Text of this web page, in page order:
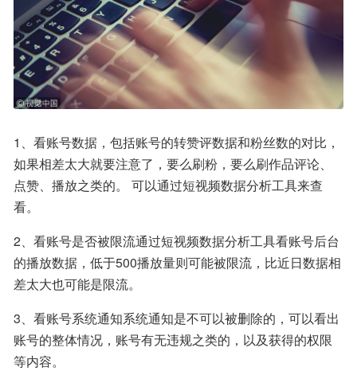
1、看账号数据，包括账号的转赞评数据和粉丝数的对比，
如果相差太大就要注意了，要么刷粉，要么刷作品评论、
点赞、播放之类的。 可以通过短视频数据分析工具来查
看。
2、看账号是否被限流通过短视频数据分析工具看账号后台
的播放数据，低于500播放量则可能被限流，比近日数据相
差太大也可能是限流。
3、看账号系统通知系统通知是不可以被删除的，可以看出
账号的整体情况，账号有无违规之类的，以及获得的权限
等内容。